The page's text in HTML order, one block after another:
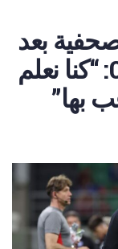
بعد
فوز ميلان على مونزا 2-0: “كنا نعلم
بها”